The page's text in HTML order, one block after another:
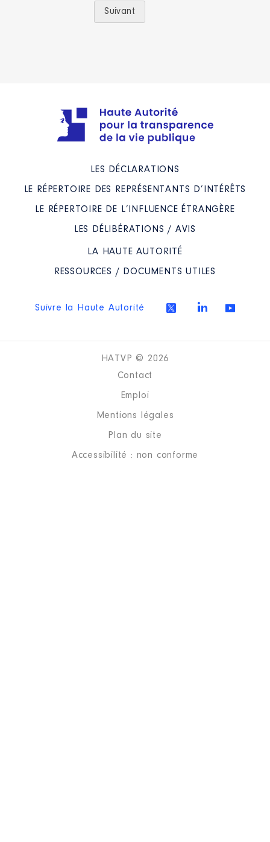
Suivant
LES DÉCLARATIONS
LE RÉPERTOIRE DES REPRÉSENTANTS D’INTÉRÊTS
LE RÉPERTOIRE DE L’INFLUENCE ÉTRANGÈRE
LES DÉLIBÉRATIONS / AVIS
LA HAUTE AUTORITÉ
RESSOURCES / DOCUMENTS UTILES
Suivre la Haute Autorité
HATVP © 2026
Contact
Emploi
Mentions légales
Plan du site
Accessibilité : non conforme